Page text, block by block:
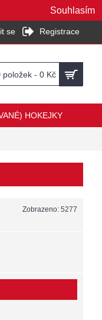
Souhlasím
se Registrace
položek - 0 Kč
HOKEJKY
Zobrazeno: 5277